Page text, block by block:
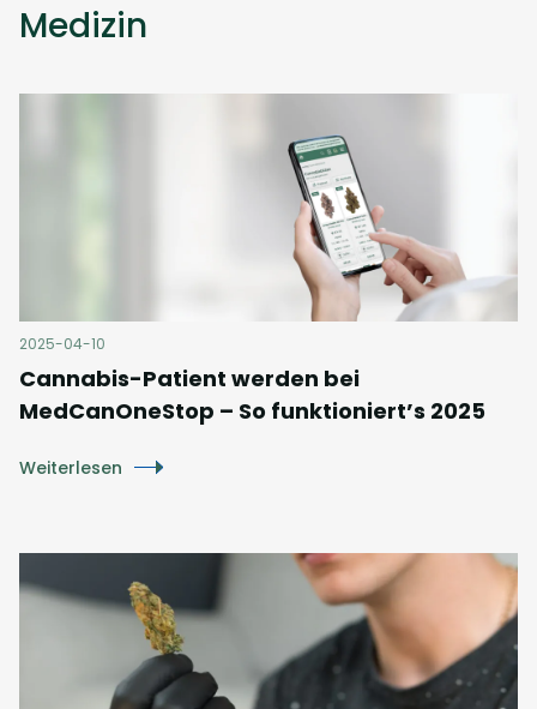
Medizin
2025-04-10
Cannabis-Patient werden bei
MedCanOneStop – So funktioniert’s 2025
Weiterlesen